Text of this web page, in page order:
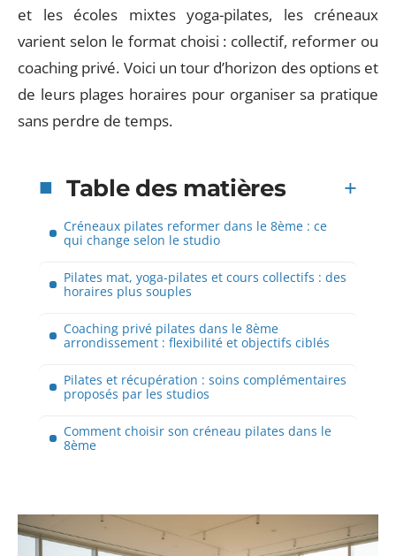
et les écoles mixtes yoga-pilates, les créneaux
varient selon le format choisi : collectif, reformer ou
coaching privé. Voici un tour d’horizon des options et
de leurs plages horaires pour organiser sa pratique
sans perdre de temps.
Table des matières
Créneaux pilates reformer dans le 8ème : ce
qui change selon le studio
Pilates mat, yoga-pilates et cours collectifs : des
horaires plus souples
Coaching privé pilates dans le 8ème
arrondissement : flexibilité et objectifs ciblés
Pilates et récupération : soins complémentaires
proposés par les studios
Comment choisir son créneau pilates dans le
8ème